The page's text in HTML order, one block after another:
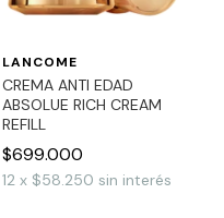
LANCOME
CREMA ANTI EDAD
ABSOLUE RICH CREAM
REFILL
$699.000
12 x $58.250 sin interés